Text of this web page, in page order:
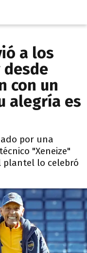
a los
con un
alegría es
por una
"Xeneize"
plantel lo celebró